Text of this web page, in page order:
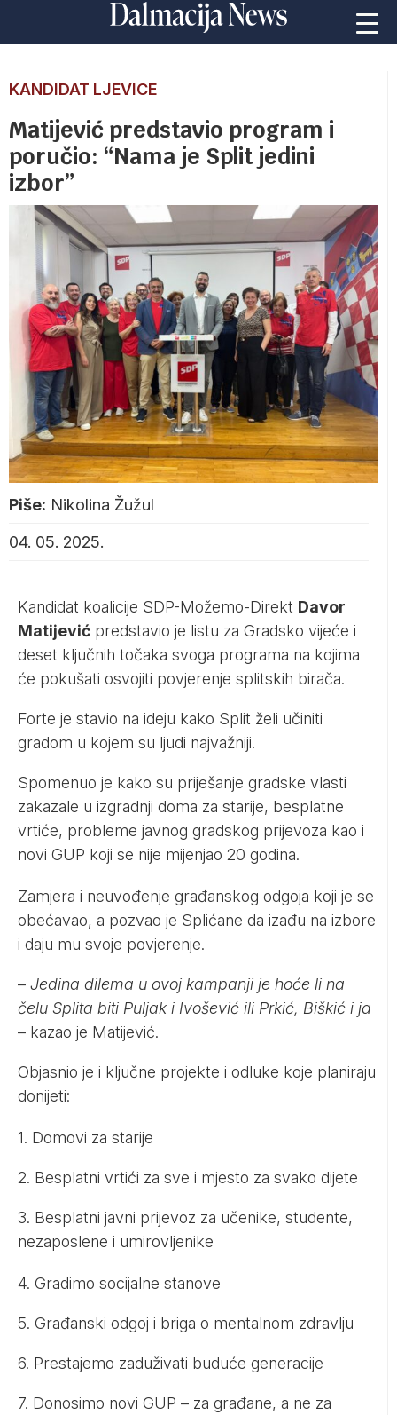
KANDIDAT LJEVICE
Matijević predstavio program i
poručio: “Nama je Split jedini
izbor”
Piše: Nikolina Žužul
04. 05. 2025.
Kandidat koalicije SDP-Možemo-Direkt Davor
Matijević predstavio je listu za Gradsko vijeće i
deset ključnih točaka svoga programa na kojima
će pokušati osvojiti povjerenje splitskih birača.
Forte je stavio na ideju kako Split želi učiniti
gradom u kojem su ljudi najvažniji.
Spomenuo je kako su priješanje gradske vlasti
zakazale u izgradnji doma za starije, besplatne
vrtiće, probleme javnog gradskog prijevoza kao i
novi GUP koji se nije mijenjao 20 godina.
Zamjera i neuvođenje građanskog odgoja koji je se
obećavao, a pozvao je Splićane da izađu na izbore
i daju mu svoje povjerenje.
– Jedina dilema u ovoj kampanji je hoće li na
čelu Splita biti Puljak i Ivošević ili Prkić, Biškić i ja
– kazao je Matijević.
Objasnio je i ključne projekte i odluke koje planiraju
donijeti:
1. Domovi za starije
2. Besplatni vrtići za sve i mjesto za svako dijete
3. Besplatni javni prijevoz za učenike, studente,
nezaposlene i umirovljenike
4. Gradimo socijalne stanove
5. Građanski odgoj i briga o mentalnom zdravlju
6. Prestajemo zaduživati buduće generacije
7. Donosimo novi GUP – za građane, a ne za